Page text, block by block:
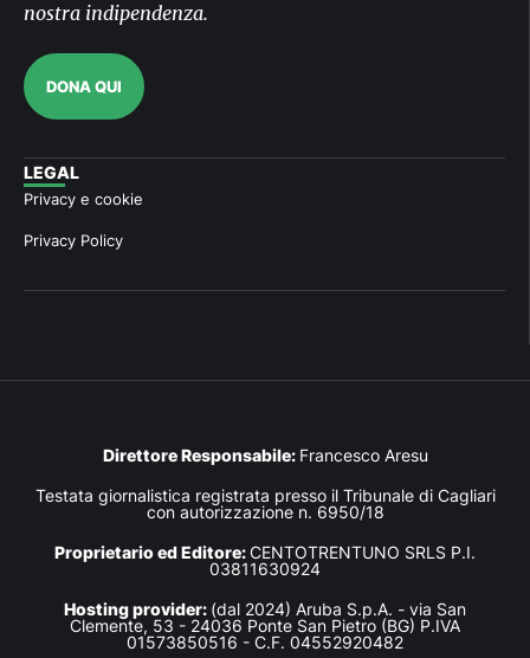
nostra indipendenza.
DONA QUI
LEGAL
Privacy e cookie
Privacy Policy
Direttore Responsabile: Francesco Aresu
Testata giornalistica registrata presso il Tribunale di Cagliari
con autorizzazione n. 6950/18
Proprietario ed Editore:CENTOTRENTUNO SRLS P.I.
03811630924
Hosting provider: (dal 2024) Aruba S.p.A. - via San
Clemente, 53 - 24036 Ponte San Pietro (BG) P.IVA
01573850516 - C.F. 04552920482